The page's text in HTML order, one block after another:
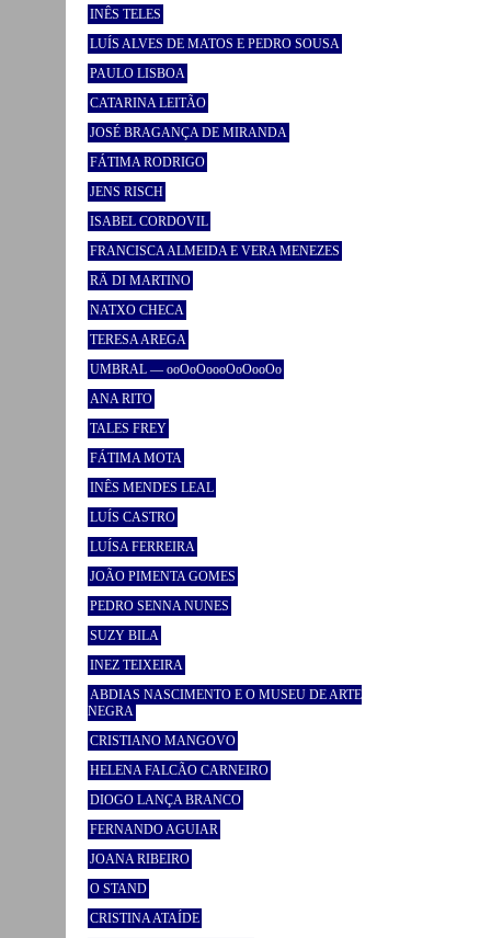
INÊS TELES
LUÍS ALVES DE MATOS E PEDRO SOUSA
PAULO LISBOA
CATARINA LEITÃO
JOSÉ BRAGANÇA DE MIRANDA
FÁTIMA RODRIGO
JENS RISCH
ISABEL CORDOVIL
FRANCISCA ALMEIDA E VERA MENEZES
RÄ DI MARTINO
NATXO CHECA
TERESA AREGA
UMBRAL — ooOoOoooOoOooOo
ANA RITO
TALES FREY
FÁTIMA MOTA
INÊS MENDES LEAL
LUÍS CASTRO
LUÍSA FERREIRA
JOÃO PIMENTA GOMES
PEDRO SENNA NUNES
SUZY BILA
INEZ TEIXEIRA
ABDIAS NASCIMENTO E O MUSEU DE ARTE
NEGRA
CRISTIANO MANGOVO
HELENA FALCÃO CARNEIRO
DIOGO LANÇA BRANCO
FERNANDO AGUIAR
JOANA RIBEIRO
O STAND
CRISTINA ATAÍDE